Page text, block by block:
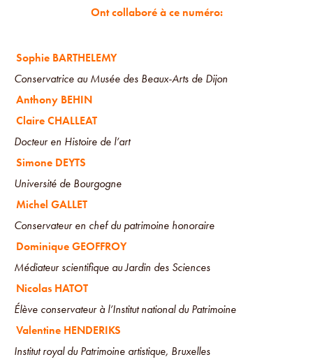
Ont collaboré à ce numéro:
Sophie BARTHELEMY
Conservatrice au Musée des Beaux-Arts de Dijon
Anthony BEHIN
Claire CHALLEAT
Docteur en Histoire de l’art
Simone DEYTS
Université de Bourgogne
Michel GALLET
Conservateur en chef du patrimoine honoraire
Dominique GEOFFROY
Médiateur scientifique au Jardin des Sciences
Nicolas HATOT
Élève conservateur à l’Institut national du Patrimoine
Valentine HENDERIKS
Institut royal du Patrimoine artistique, Bruxelles